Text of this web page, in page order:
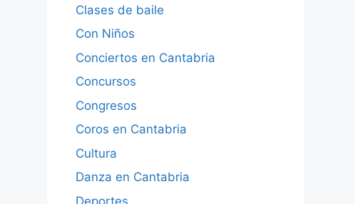
Clases de baile
Con Niños
Conciertos en Cantabria
Concursos
Congresos
Coros en Cantabria
Cultura
Danza en Cantabria
Deportes